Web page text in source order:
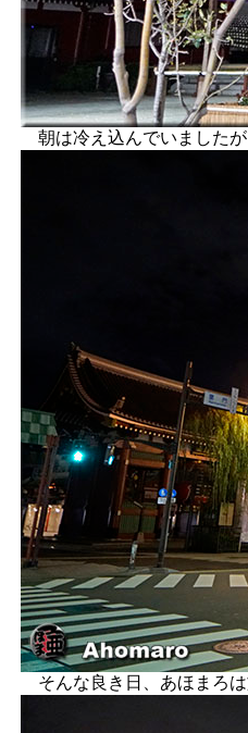
朝は冷え込んでいましたが
そんな良き日、あほまろは